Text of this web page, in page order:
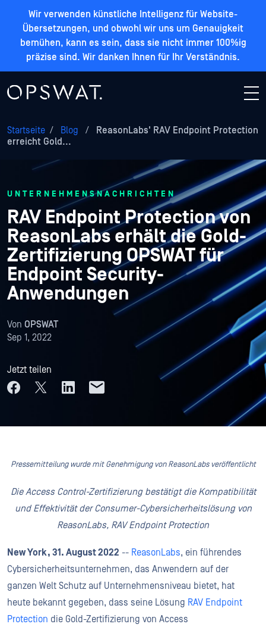
Wir verwenden künstliche Intelligenz für Website-
Übersetzungen, und obwohl wir uns um Genauigkeit
bemühen, kann es sein, dass sie nicht immer 100%ig
präzise sind. Wir danken Ihnen für Ihr Verständnis.
Startseite / Blog /
ReasonLabs' RAV Endpoint Protection
erreicht Gold...
UNTERNEHMENSNACHRICHTEN
RAV Endpoint Protection von
ReasonLabs erhält die Gold-
Zertifizierung OPSWAT für
Endpoint Security-
Anwendungen
Von OPSWAT
Sep 1, 2022
Jetzt teilen
Pressemitteilung wurde mit Genehmigung von ReasonLabs veröffentlicht
Die Access Control-Zertifizierung bestätigt die Kompatibilität
und Effektivität derConsumer-Cybersicherheitslösung von
ReasonLabs, RAV Endpoint Protection
New York, 31. August 2022 -- ReasonLabs, ein führendes
Cybersicherheitsunternehmen, das Anwendern auf der
ganzen Welt Schutz auf Unternehmensniveau bietet, hat
heute bekannt gegeben, dass seine Lösung RAV Endpoint
Protection die Gold-Zertifizierung von Access